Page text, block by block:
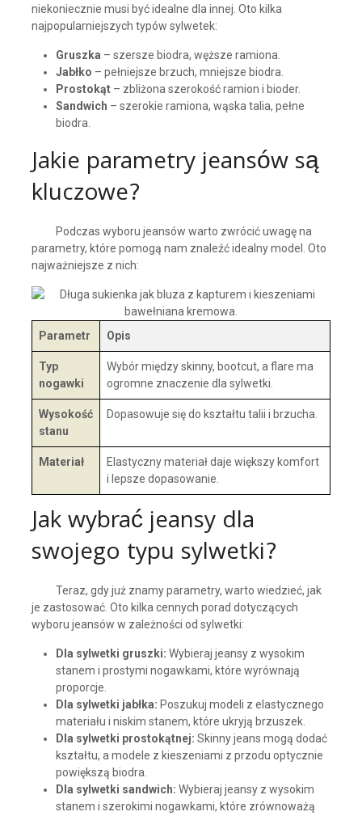
niekoniecznie musi być idealne dla innej. Oto kilka
najpopularniejszych typów sylwetek:
Gruszka – szersze biodra, węższe ramiona.
Jabłko – pełniejsze brzuch, mniejsze biodra.
Prostokąt– zbliżona szerokość ramion i bioder.
Sandwich – szerokie ramiona, wąska talia, pełne
biodra.
Jakie parametry jeansów są
kluczowe?
Podczas wyboru jeansów warto zwrócić uwagę na
parametry, które pomogą nam znaleźć idealny model. Oto
najważniejsze z nich:
Parametr Opis
Typ
nogawki
Wybór między skinny, bootcut, a flare ma
ogromne znaczenie dla sylwetki.
Wysokość
stanu
Dopasowuje się do kształtu talii i brzucha.
Materiał
Elastyczny materiał daje większy komfort
i lepsze dopasowanie.
Jak wybrać jeansy dla
swojego typu sylwetki?
Teraz, gdy już znamy parametry, warto wiedzieć, jak
je zastosować. Oto kilka cennych porad dotyczących
wyboru jeansów w zależności od sylwetki:
Dla sylwetki gruszki: Wybieraj jeansy z wysokim
stanem i prostymi nogawkami, które wyrównają
proporcje.
Dla sylwetki jabłka: Poszukuj modeli z elastycznego
materiału i niskim stanem, które ukryją brzuszek.
Dla sylwetki prostokątnej: Skinny jeans mogą dodać
kształtu, a modele z kieszeniami z przodu optycznie
powiększą biodra.
Dla sylwetki sandwich: Wybieraj jeansy z wysokim
stanem i szerokimi nogawkami, które zrównoważą